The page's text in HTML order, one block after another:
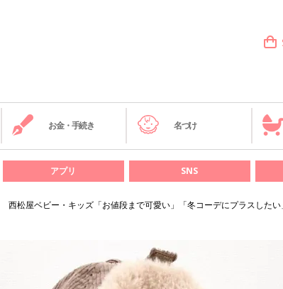
お金・手続き 名づけ
アプリ SNS
西松屋ベビー・キッズ「お値段まで可愛い」「冬コーデにプラスした